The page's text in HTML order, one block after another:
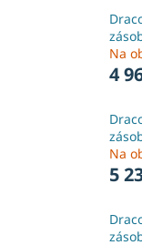
Na
4
Na
5